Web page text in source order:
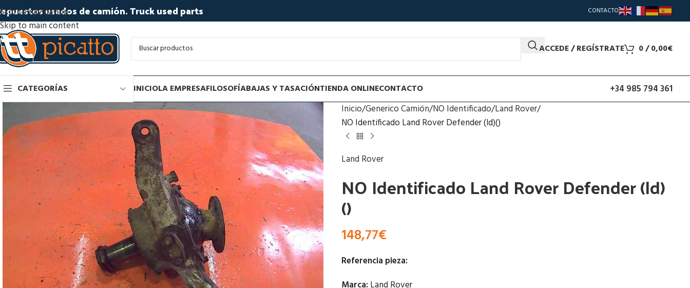
Skip to navigation
Skip to main content
usados de camión. Truck used parts CONTACTO
ACCEDE / REGÍSTRATE 0/0,00€
CATEGORÍAS INICIOLA EMPRESAFILOSOFÍABAJAS Y TASACIÓNTIENDA ONLINECONTACTO +34 985 794 361
Inicio Generico Camión NO Identificado Land Rover
NO Identificado Land Rover Defender (ld)()
Land Rover
NO Identificado Land Rover Defender (ld)
()
148,77€
Referencia pieza:
Marca: Land Rover